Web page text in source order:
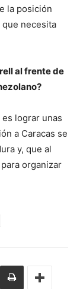
la posición
necesita
al frente de
lograr unas
a Caracas se
y, que al
organizar